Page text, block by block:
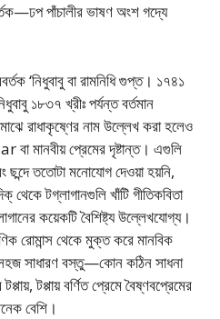
পাঁচালীর ভাষণ অংশ গদ্যে
‘নিধুবাবু বা রামনিধি গুপ্ত। ১৭৪১
১৮৩৭ খ্রীঃ পর্যন্ত বর্তমান
রাধাকৃষ্ণের নাম উল্লেখ করা হলেও
মানবীয় প্রেমের দৃষ্টান্ত। এগুলি
ততােটা মনােযােগ দেওয়া হয়নি,
থেকে টগ্লাগানগুলি খাঁটি গীতিকবিতা
কয়েকটি বৈশিষ্ট্য উল্লেখযােগ্য।
রােমান্স থেকে মুক্ত করে মানবিক
সাধারণ বস্তু—কোন কঠিন সাধনা
টপ্পায় বর্ণিত প্রেমে বৈষ্ণবপ্রেমের
বেশি।